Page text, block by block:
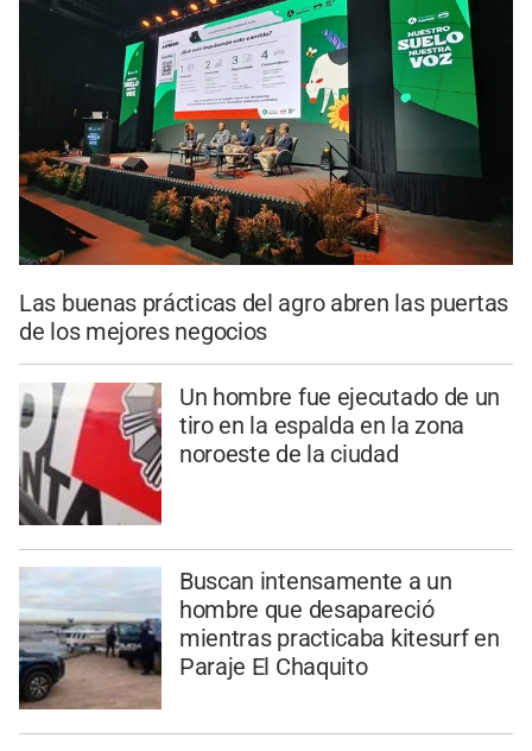
Las buenas prácticas del agro abren las puertas
de los mejores negocios
Un hombre fue ejecutado de un
tiro en la espalda en la zona
noroeste de la ciudad
Buscan intensamente a un
hombre que desapareció
mientras practicaba kitesurf en
Paraje El Chaquito